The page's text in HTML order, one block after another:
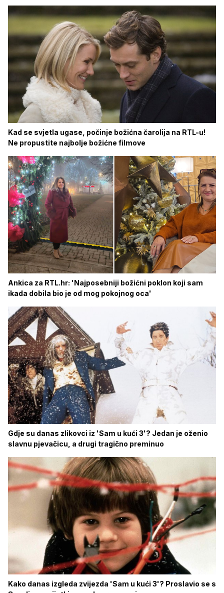
Kad se svjetla ugase, počinje božićna čarolija na RTL-u!
Ne propustite najbolje božićne filmove
Ankica za RTL.hr: 'Najposebniji božićni poklon koji sam
ikada dobila bio je od mog pokojnog oca'
Gdje su danas zlikovci iz 'Sam u kući 3'? Jedan je oženio
slavnu pjevačicu, a drugi tragično preminuo
Kako danas izgleda zvijezda 'Sam u kući 3'? Proslavio se s